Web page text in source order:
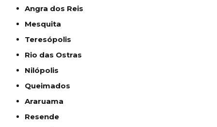
Angra dos Reis
Mesquita
Teresópolis
Rio das Ostras
Nilópolis
Queimados
Araruama
Resende